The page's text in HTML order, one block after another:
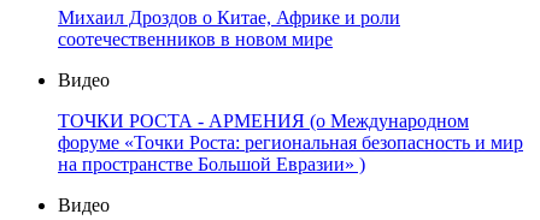
Михаил Дроздов о Китае, Африке и роли
соотечественников в новом мире
Видео
ТОЧКИ РОСТА - АРМЕНИЯ (о Международном
форуме «Точки Роста: региональная безопасность и мир
на пространстве Большой Евразии» )
Видео